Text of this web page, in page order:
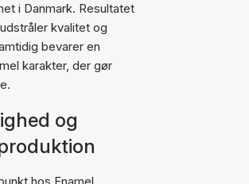
i Danmark. Resultatet
kvalitet og
bevarer en
karakter, der gør
og